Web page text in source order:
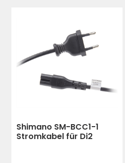
Shimano SM-BCC1-1
Stromkabel für Di2